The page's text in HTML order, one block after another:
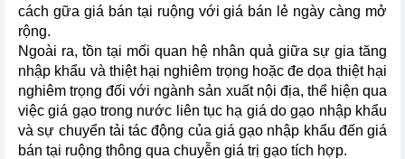
cách gữa giá bán tại ruộng với giá bán lẻ ngày càng mở
rộng.
Ngoài ra, tồn tại mối quan hệ nhân quả giữa sự gia tăng
nhập khẩu và thiệt hại nghiêm trọng hoặc đe dọa thiệt hại
nghiêm trọng đối với ngành sản xuất nội địa, thể hiện qua
việc giá gạo trong nước liên tục hạ giá do gạo nhập khẩu
và sự chuyển tải tác động của giá gạo nhập khẩu đến giá
bán tại ruộng thông qua chuyễn giá trị gạo tích hợp.